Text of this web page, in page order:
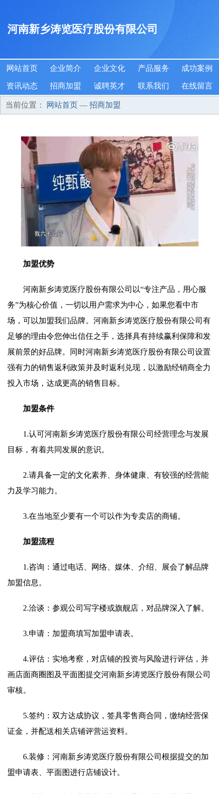
河南新乡涛览医疗股份有限公司
网站首页 企业简介 企业文化 产品服务 成功案例
资讯动态 招商加盟 诚聘英才 联系我们 在线留言
当前位置： 网站首页 — 招商加盟
加盟优势
河南新乡涛览医疗股份有限公司以“专注产品，用心服
务”为核心价值，一切以用户需求为中心，如果您看中市
场，可以加盟我们品牌。河南新乡涛览医疗股份有限公司有
足够的理由令您伸出信任之手，选择具有持续赢利保障和发
展前景的好品牌。同时河南新乡涛览医疗股份有限公司设置
强有力的销售返利政策并及时返利兑现，以激励经销商全力
投入市场，达成更高的销售目标。
加盟条件
1.认可河南新乡涛览医疗股份有限公司经营理念与发展
目标，有着共同发展的意识。
2.请具备一定的文化素养、身体健康、有较强的经营能
力及学习能力。
3.在当地至少要有一个可以作为专卖店的商铺。
加盟流程
1.咨询：通过电话、网络、媒体、介绍、展会了解品牌
加盟信息。
2.洽谈：参观公司写字楼或旗舰店，对品牌深入了解。
3.申请：加盟商填写加盟申请表。
4.评估：实地考察，对店铺的投资与风险进行评估，并
画店面商圈图及平面图提交河南新乡涛览医疗股份有限公司
审核。
5.签约：双方达成协议，签具零售商合同，缴纳经营保
证金，并配送相关店铺评营运资料。
6.装修：河南新乡涛览医疗股份有限公司根据提交的加
盟申请表、平面图进行店铺设计。